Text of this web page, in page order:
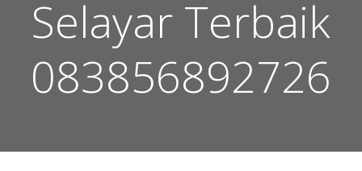
Selayar Terbaik
083856892726